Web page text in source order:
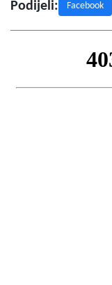
Podijeli: Facebook